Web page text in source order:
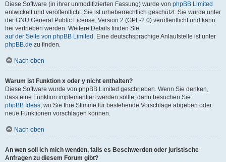
Diese Software (in ihrer unmodifizierten Fassung) wurde von phpBB Limited
entwickelt und veröffentlicht. Sie ist urheberrechtlich geschützt. Sie wurde unter
der GNU General Public License, Version 2 (GPL-2.0) veröffentlicht und kann
frei vertrieben werden. Weitere Details finden Sie
auf der Seite von phpBB Limited . Eine deutschsprachige Anlaufstelle ist unter
phpBB.de zu finden.
Nach oben
Warum ist Funktion x oder y nicht enthalten?
Diese Software wurde von phpBB Limited geschrieben. Wenn Sie denken,
dass eine Funktion implementiert werden sollte, dann besuchen Sie
phpBB Ideas, wo Sie Ihre Stimme für bestehende Vorschläge abgeben oder
neue Funktionen vorschlagen können.
Nach oben
An wen soll ich mich wenden, falls es Beschwerden oder juristische
Anfragen zu diesem Forum gibt?